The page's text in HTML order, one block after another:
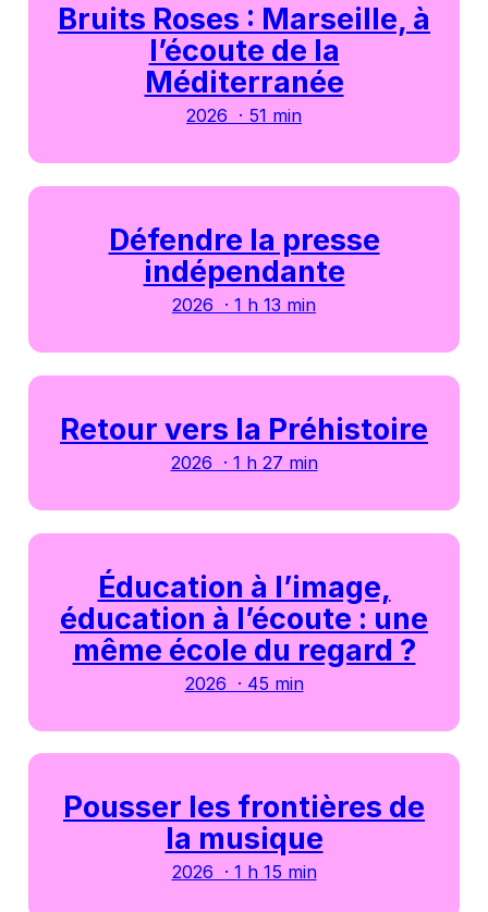
Bruits Roses : Marseille, à
l’écoute de la
Méditerranée
2026 · 51 min
Défendre la presse
indépendante
2026 · 1 h 13 min
Retour vers la Préhistoire
2026 · 1 h 27 min
Éducation à l’image,
éducation à l’écoute : une
même école du regard ?
2026 · 45 min
Pousser les frontières de
la musique
2026 · 1 h 15 min